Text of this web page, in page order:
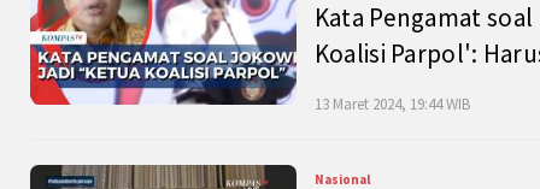
Kata Pengamat
Koalisi Parpol':
13 Maret 2024, 19:44 WIB
Nasional